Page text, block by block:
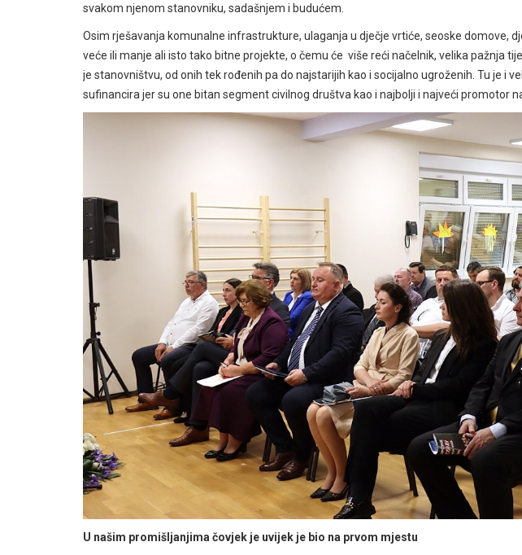
svakom njenom stanovniku, sadašnjem i budućem.
Osim rješavanja komunalne infrastrukture, ulaganja u dječje vrtiće, seoske domove,
veće ili manje ali isto tako bitne projekte, o čemu će više reći načelnik, velika pažnja
je stanovništvu, od onih tek rođenih pa do najstarijih kao i socijalno ugroženih. Tu je i
sufinancira jer su one bitan segment civilnog društva kao i najbolji i najveći promotor
U našim promišljanjima čovjek je uvijek je bio na prvom mjestu